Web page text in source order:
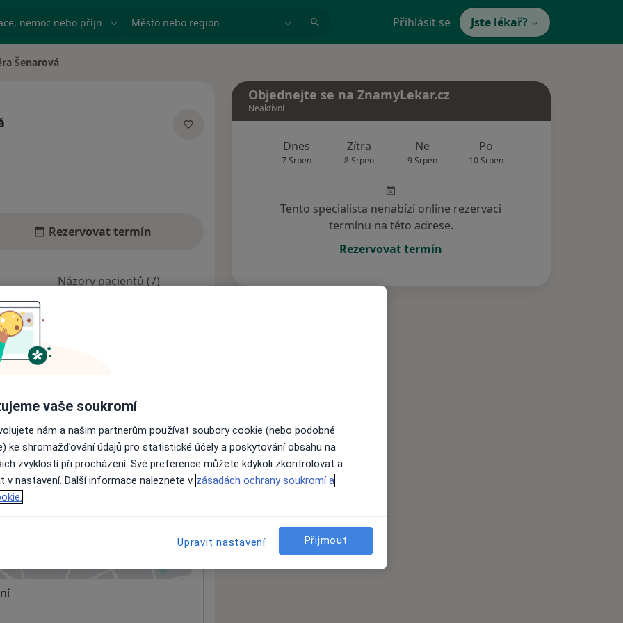
nemoc nebo příjmení Město nebo region Přihlásit se Jste lékař?
Šenarová
Rezervovat termín
Názory pacientů (7)
nejsou k dispozici
informace o svých službách.
Objednejte se na ZnamyLekar.cz
Neaktivní
Dnes
7 Srpen
Zítra
8 Srpen
Ne
9 Srpen
Po
10 Srpen
Tento specialista nenabízí online rezervaci
termínu na této adrese.
Rezervovat termín
vaše soukromí
nám a našim partnerům používat soubory cookie (nebo podobné
ke shromažďování údajů pro statistické účely a poskytování obsahu na
zvyklostí při procházení. Své preference můžete kdykoli zkontrolovat a
v nastavení. Další informace naleznete v zásadách ochrany soukromí a
Upravit nastavení Přijmout